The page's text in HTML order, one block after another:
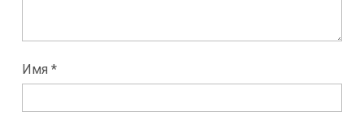
Имя *